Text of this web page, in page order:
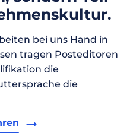
bei uns Hand in
tragen Posteditoren
die
die